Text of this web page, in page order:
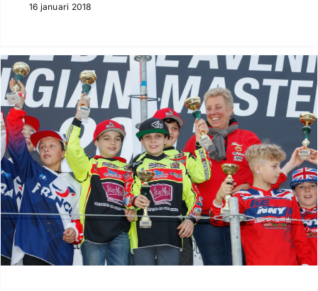
16 januari 2018